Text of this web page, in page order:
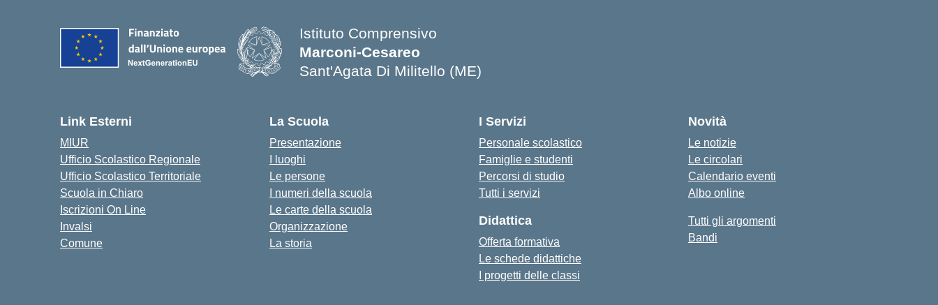
Istituto Comprensivo
Marconi-Cesareo
Sant'Agata Di Militello (ME)
Link Esterni
MIUR
Ufficio Scolastico Regionale
Ufficio Scolastico Territoriale
Scuola in Chiaro
Iscrizioni On Line
Invalsi
Comune
La Scuola
Presentazione
I luoghi
Le persone
I numeri della scuola
Le carte della scuola
Organizzazione
La storia
I Servizi
Personale scolastico
Famiglie e studenti
Percorsi di studio
Tutti i servizi
Didattica
Offerta formativa
Le schede didattiche
I progetti delle classi
Novità
Le notizie
Le circolari
Calendario eventi
Albo online
Tutti gli argomenti
Bandi